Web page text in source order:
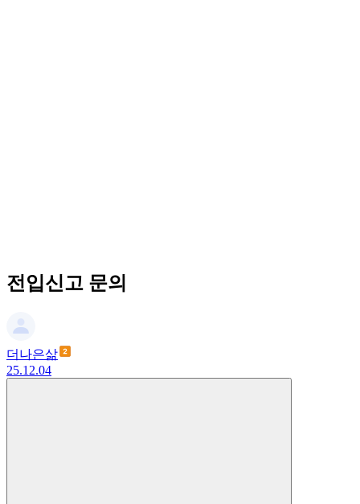
전입신고 문의
더나은삶
25.12.04